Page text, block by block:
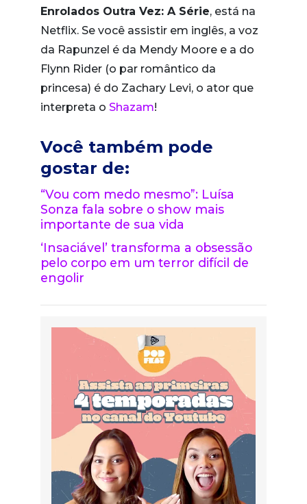
Enrolados Outra Vez: A Série, está na
Netflix. Se você assistir em inglês, a voz
da Rapunzel é da Mendy Moore e a do
Flynn Rider (o par romântico da
princesa) é do Zachary Levi, o ator que
interpreta o Shazam!
Você também pode
gostar de:
“Vou com medo mesmo”: Luísa
Sonza fala sobre o show mais
importante de sua vida
‘Insaciável’ transforma a obsessão
pelo corpo em um terror difícil de
engolir